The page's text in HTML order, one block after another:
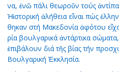
να, ἐ­νῶ πά­λι θε­ω­ροῦν τούς
Ἡἱ­στο­ρι­κή ἀ­λή­θεια εἶ­ναι πώς
θη­καν στή Μα­κε­δο­νί­α ἀ­φό­του
ρί­α βουλ­γα­ρι­κά ἀν­τάρ­τι­κα
ἐ­πι­βά­λουν διά τῆς βί­ας τήν
Βουλ­γα­ρι­κή Ἐκ­κλη­σί­α.